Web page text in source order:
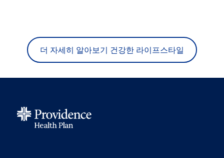
더 자세히 알아보기 건강한 라이프스타일